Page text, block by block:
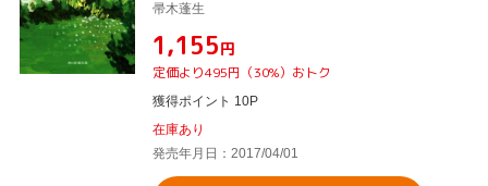
帚木蓬生
¥1,155円
定価より495円（30%）おトク
獲得ポイント 10P
在庫あり
発売年月日：2017/04/01